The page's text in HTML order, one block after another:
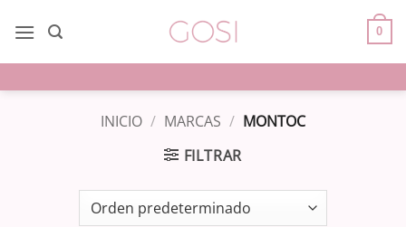
0
INICIO / MARCAS / MONTOC
FILTRAR